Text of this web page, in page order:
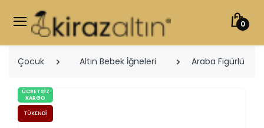
0
Çocuk Altın Bebek İğneleri Araba Figürlü
ÜCRETSIZ
KARGO
TÜKENDI